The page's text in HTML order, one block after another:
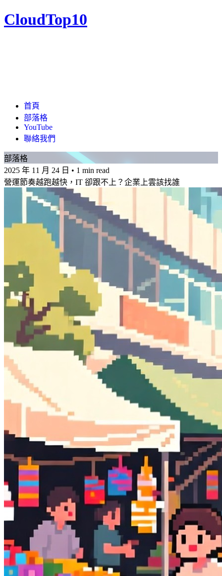
CloudTop10
首頁
部落格
YouTube
聯絡我們
部落格
2025 年 11 月 24 日 • 1 min read
營運節奏越跑越快，IT 卻跟不上？企業上雲該找誰